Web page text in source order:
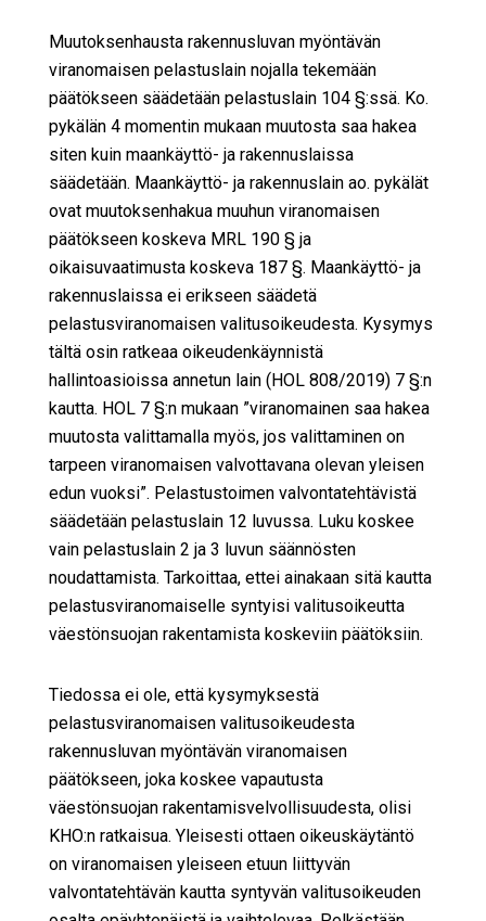
Muutoksenhausta rakennusluvan myöntävän
viranomaisen pelastuslain nojalla tekemään
päätökseen säädetään pelastuslain 104 §:ssä. Ko.
pykälän 4 momentin mukaan muutosta saa hakea
siten kuin maankäyttö- ja rakennuslaissa
säädetään. Maankäyttö- ja rakennuslain ao. pykälät
ovat muutoksenhakua muuhun viranomaisen
päätökseen koskeva MRL 190 § ja
oikaisuvaatimusta koskeva 187 §. Maankäyttö- ja
rakennuslaissa ei erikseen säädetä
pelastusviranomaisen valitusoikeudesta. Kysymys
tältä osin ratkeaa oikeudenkäynnistä
hallintoasioissa annetun lain (HOL 808/2019) 7 §:n
kautta. HOL 7 §:n mukaan ”viranomainen saa hakea
muutosta valittamalla myös, jos valittaminen on
tarpeen viranomaisen valvottavana olevan yleisen
edun vuoksi”. Pelastustoimen valvontatehtävistä
säädetään pelastuslain 12 luvussa. Luku koskee
vain pelastuslain 2 ja 3 luvun säännösten
noudattamista. Tarkoittaa, ettei ainakaan sitä kautta
pelastusviranomaiselle syntyisi valitusoikeutta
väestönsuojan rakentamista koskeviin päätöksiin.
Tiedossa ei ole, että kysymyksestä
pelastusviranomaisen valitusoikeudesta
rakennusluvan myöntävän viranomaisen
päätökseen, joka koskee vapautusta
väestönsuojan rakentamisvelvollisuudesta, olisi
KHO:n ratkaisua. Yleisesti ottaen oikeuskäytäntö
on viranomaisen yleiseen etuun liittyvän
valvontatehtävän kautta syntyvän valitusoikeuden